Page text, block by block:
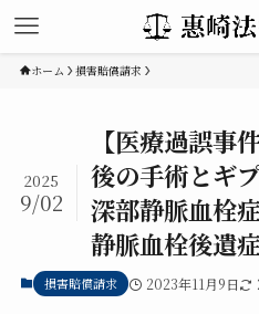
ホーム 損害賠償請求
【医療過誤事
後の手術とギ
深部静脈血栓
静脈血栓後遺
2025
9/02
損害賠償請求 2023年11月9日